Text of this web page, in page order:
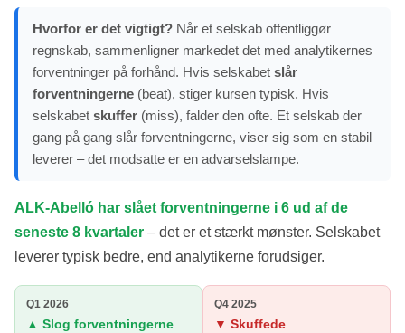
Hvorfor er det vigtigt? Når et selskab offentliggør
regnskab, sammenligner markedet det med analytikernes
forventninger på forhånd. Hvis selskabet slår
forventningerne (beat), stiger kursen typisk. Hvis
selskabet skuffer (miss), falder den ofte. Et selskab der
gang på gang slår forventningerne, viser sig som en stabil
leverer – det modsatte er en advarselslampe.
ALK-Abelló har slået forventningerne i 6 ud af de
seneste 8 kvartaler – det er et stærkt mønster. Selskabet
leverer typisk bedre, end analytikerne forudsiger.
Q1 2026
▲ Slog forventningerne
Q4 2025
▼ Skuffede